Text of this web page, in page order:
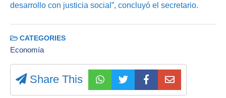
desarrollo con justicia social”, concluyó el secretario.
CATEGORIES
Economía
Share This